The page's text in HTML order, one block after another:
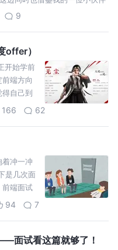
9
offer）
开始学前
端方向
自己到
我这个
166 62
冲一冲
是几次面
端面试
94 7
面试看这篇就够了！